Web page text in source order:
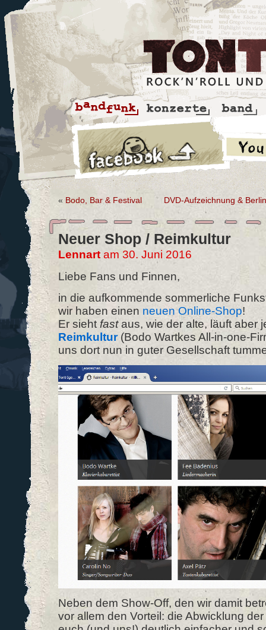
« Bodo, Bar & Festival DVD-Aufzeichnung &
Neuer Shop / Reimkultur
Lennartam 30. Juni 2016
Liebe Fans und Finnen,
in die aufkommende sommerliche
wir haben einen neuen Online-Shop!
Er sieht fastaus, wie der alte, läuft aber
Reimkultur(Bodo Wartkes All-in-one-
uns dort nun in guter Gesellschaft
Neben dem Show-Off, den wir damit
vor allem den Vorteil: die Abwicklung